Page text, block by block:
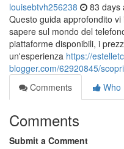
louisebtvh256238 83 days
Questo guida approfondito
sapere sul mondo del
piattaforme disponibili, i
un'esperienza https://
blogger.com/62920845/
Comments
Who
Comments
Submit a Comment